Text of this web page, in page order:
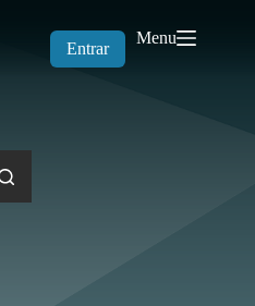
Entrar
Menu